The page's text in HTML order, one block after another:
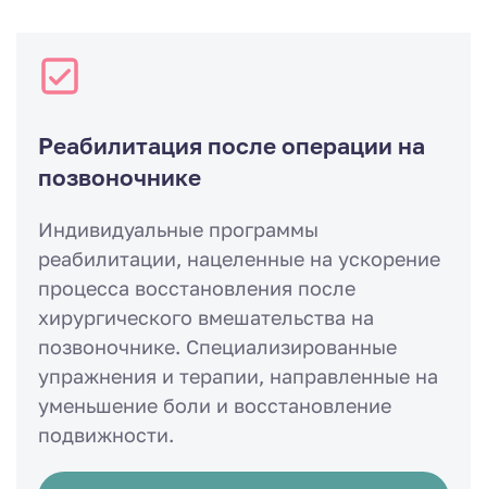
Реабилитация после операции на
позвоночнике
Индивидуальные программы
реабилитации, нацеленные на ускорение
процесса восстановления после
хирургического вмешательства на
позвоночнике. Специализированные
упражнения и терапии, направленные на
уменьшение боли и восстановление
подвижности.